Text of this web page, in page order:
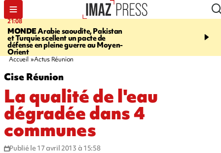
21:08
MONDEArabie saoudite, Pakistan
et Turquie scellent un pacte de
défense en pleine guerre au Moyen-
Orient
08:11
de cartes à
Accueil Actus Réunion
Cise Réunion
La qualité de l'eau
dégradée dans 4
communes
Publié le 17 avril 2013 à 15:58